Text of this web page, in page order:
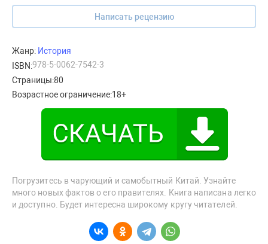
Написать рецензию
Жанр: История
ISBN:978-5-0062-7542-3
Страницы:80
Возрастное ограничение:18+
Погрузитесь в чарующий и самобытный Китай. Узнайте
много новых фактов о его правителях. Книга написана легко
и доступно. Будет интересна широкому кругу читателей.